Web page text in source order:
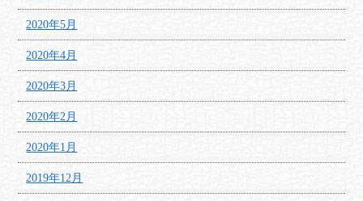
2020年5月
2020年4月
2020年3月
2020年2月
2020年1月
2019年12月